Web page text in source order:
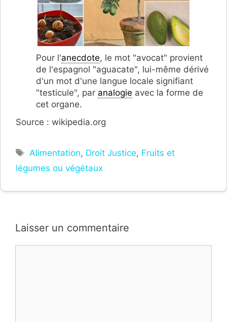
Pour l'anecdote, le mot "avocat" provient
de l'espagnol "aguacate", lui-même dérivé
d'un mot d'une langue locale signifiant
"testicule", par analogie avec la forme de
cet organe.
Source : wikipedia.org
Étiquettes
Alimentation, Droit Justice, Fruits et
légumes ou végétaux
Laisser un commentaire